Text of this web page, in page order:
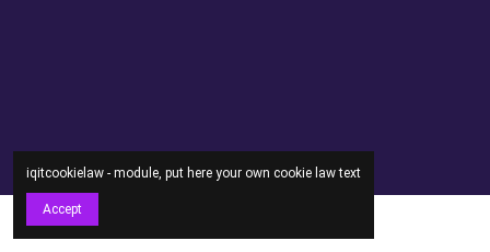
iqitcookielaw - module, put here your own cookie law text
Accept